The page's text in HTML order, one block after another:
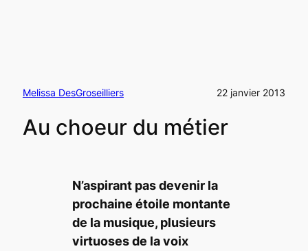
Melissa DesGroseilliers 22 janvier 2013
Au choeur du métier
N’aspirant pas devenir la
prochaine étoile montante
de la musique, plusieurs
virtuoses de la voix